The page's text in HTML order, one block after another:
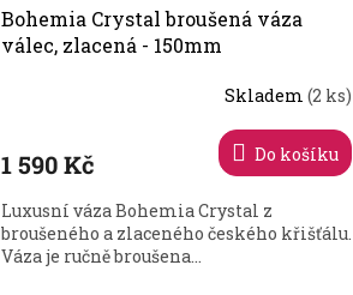
Bohemia Crystal broušená váza
válec, zlacená - 150mm
Skladem(2 ks)
1 590 Kč Do košíku
Luxusní váza Bohemia Crystal z
broušeného a zlaceného českého křišťálu.
Váza je ručně broušena...